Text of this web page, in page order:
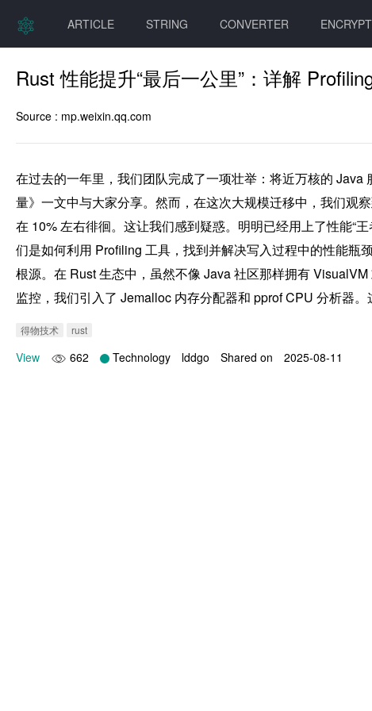
ARTICLE STRING CONVERTER ENCRYPT
Rust 性能提升“最后一公里”：详解
Source : mp.weixin.qq.com
在过去的一年里，我们团队完成了一项壮举：将近万核的
量》一文中与大家分享。然而，在这次大规模迁移中，我们观
在 10% 左右徘徊。这让我们感到疑惑。明明已经用上了性能“
们是如何利用 Profiling 工具，找到并解决写入过程中的性能
根源。在 Rust 生态中，虽然不像 Java 社区那样拥有
监控，我们引入了 Jemalloc 内存分配器和 pprof CPU 分析器
得物技术 rust
View 662 Technology lddgo Shared on 2025-08-11